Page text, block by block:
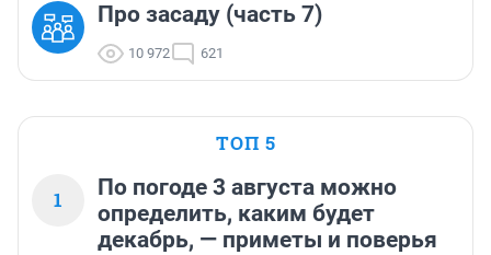
Про засаду (часть 7)
10 972 621
ТОП 5
1
По погоде 3 августа можно
определить, каким будет
декабрь, — приметы и поверья